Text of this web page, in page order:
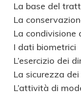
La base del
La
La condivisione
I dati biometrici
L’esercizio dei
La sicurezza
L’attività di